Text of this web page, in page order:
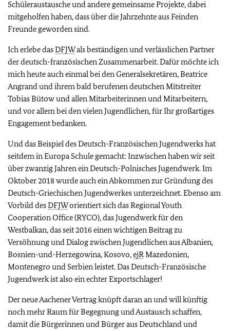
Schüleraustausche und andere gemeinsame Projekte, dabei
mitgeholfen haben, dass über die Jahrzehnte aus Feinden
Freunde geworden sind.
Ich erlebe dasDFJWals beständigen und verlässlichen Partner
der deutsch-französischen Zusammenarbeit. Dafür möchte ich
mich heute auch einmal bei den Generalsekretären,Beatrice
Angrandund ihrem bald berufenen deutschen Mitstreiter
Tobias Bütow und allen Mitarbeiterinnen und Mitarbeitern,
und vor allem bei den vielen Jugendlichen, für Ihr großartiges
Engagement bedanken.
Und das Beispiel des Deutsch-Französischen Jugendwerks hat
seitdem in Europa Schule gemacht: Inzwischen haben wir seit
über zwanzig Jahren ein Deutsch-Polnisches Jugendwerk. Im
Oktober 2018 wurde auch ein Abkommen zur Gründung des
Deutsch-Griechischen Jugendwerkes unterzeichnet. Ebenso am
Vorbild desDFJWorientiert sich dasRegional Youth
Cooperation Office (RYCO), das Jugendwerk für den
Westbalkan, das seit 2016 einen wichtigen Beitrag zu
Versöhnung und Dialog zwischen Jugendlichen aus Albanien,
Bosnien-und-Herzegowina, Kosovo,ejRMazedonien,
Montenegro und Serbien leistet. Das Deutsch-Französische
Jugendwerk ist also ein echter Exportschlager!
Der neue Aachener Vertrag knüpft daran an und will künftig
noch mehr Raum für Begegnung und Austausch schaffen,
damit die Bürgerinnen und Bürger aus Deutschland und